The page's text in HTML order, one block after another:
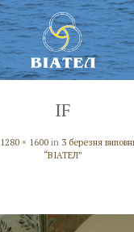
IF
1280 × 1600 in 3 березня
“ВІАТЕЛ”